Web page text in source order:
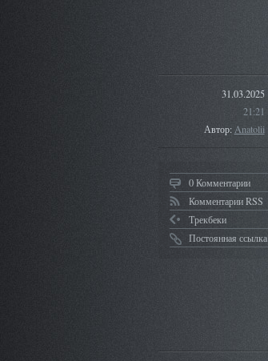
31.03.2025
21:21
Автор:Anatolii
0 Комментарии
Комментарии RSS
Трекбеки
Постоянная ссылка